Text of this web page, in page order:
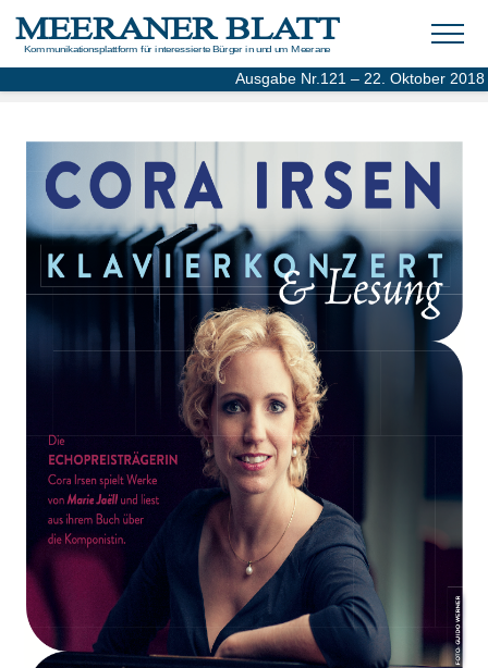
MEERANER BLATT
Kommunikationsplattform für interessierte Bürger in und um Meerane
Ausgabe Nr.121 – 22. Oktober 2018